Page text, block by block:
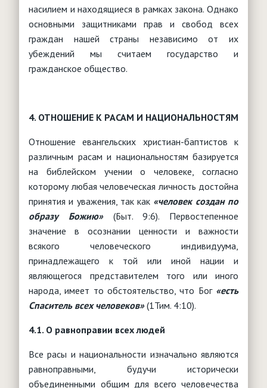
насилием и находящиеся в рамках закона. Однако
основными защитниками прав и свобод всех
граждан нашей страны независимо от их
убеждений мы считаем государство и
гражданское общество.
4. ОТНОШЕНИЕ К РАСАМ И НАЦИОНАЛЬНОСТЯМ
Отношение евангельских христиан-баптистов к
различным расам и национальностям базируется
на библейском учении о человеке, согласно
которому любая человеческая личность достойна
принятия и уважения, так как «человек создан по
образу Божию»(Быт. 9:6). Первостепенное
значение в осознании ценности и важности
всякого человеческого индивидуума,
принадлежащего к той или иной нации и
являющегося представителем того или иного
народа, имеет то обстоятельство, что Бог «есть
Спаситель всех человеков»(1Тим. 4:10).
4.1. О равноправии всех людей
Все расы и национальности изначально являются
равноправными, будучи исторически
объединенными общим для всего человечества